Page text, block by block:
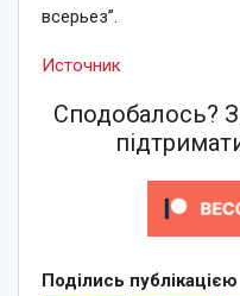
всерьез”.
Источник
Сподобалось?
Поділись публікацією